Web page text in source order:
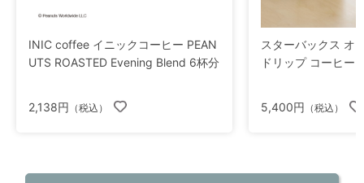
INIC coffee イニックコーヒー PEAN
UTS ROASTED Evening Blend 6杯分
2,138円 （税込）
スターバックス オ
ドリップ コーヒー
5,400円 （税込）